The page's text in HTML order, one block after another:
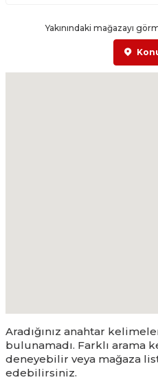
Yakınındaki mağazayı
Aradığınız anahtar
bulunamadı. Farklı arama
deneyebilir veya mağaza
edebilirsiniz.